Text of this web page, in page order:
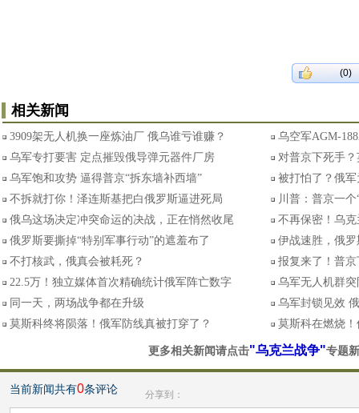
(0)
相关新闻
3909架无人机换一座炼油厂 俄乌谁亏谁赚？
乌空军AGM-
乌军专打要害 定点摧毁俄导弹元器件厂房
对普京下死手
乌军饱和攻势 逼得普京“拆东墙补西墙”
被打怕了？俄
不拆就打你！泽连斯基把白俄罗斯逼进死局
川普：普京一
俄乌这场决定冲突命运的决战，正在悄然收尾
不再保密！乌
俄罗斯要撕掉“特别军事行动”的遮羞布了
伊战速胜，俄
不打核武，俄真会被耗死？
报复来了！普
22.5万！独立媒体首次精确统计俄军阵亡数字
乌军无人机群
同一天，两场战争都在升级
乌军封锁见效
莫斯科终将陨落！俄军防线真被打穿了？
莫斯科在燃烧
更多相关新闻请点击"乌克兰战争"专题
当前新闻共有0条评论 分享到：